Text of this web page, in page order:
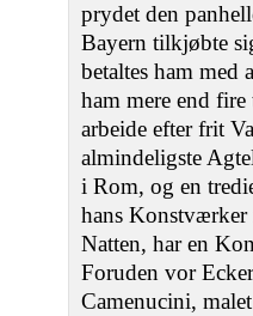
prydet den
Bayern tilkjøbte
betaltes ham
ham mere end
arbeide efter frit
almindeligste
i Rom, og en
hans Konstværker
Natten, har en
Foruden vor
Camenucini,